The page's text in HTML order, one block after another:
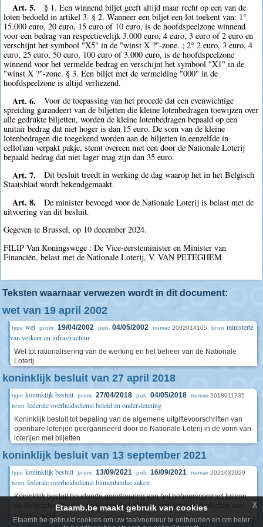
Art. 5.
§ 1. Een winnend biljet geeft altijd maar recht op een van de
loten bedoeld in artikel 3. § 2. Wanneer een biljet een lot toekent van: 1°
15.000 euro, 20 euro, 15 euro of 10 euro, is de hoofdspeelzone winnend
voor een bedrag van respectievelijk 3.000 euro, 4 euro, 3 euro of 2 euro en
verschijnt het symbool "X5" in de "winst X ?"-zone. ; 2° 2 euro, 3 euro, 4
euro, 25 euro, 50 euro, 100 euro of 3.000 euro, is de hoofdspeelzone
winnend voor het vermelde bedrag en verschijnt het symbool "X1" in de
"winst X ?"-zone. § 3. Een biljet met de vermelding "000" in de
hoofdspeelzone is altijd verliezend.
Art. 6.
Voor de toepassing van het procedé dat een evenwichtige
spreiding garandeert van de biljetten die kleine lotenbedragen toewijzen over
alle gedrukte biljetten, worden de kleine lotenbedragen bepaald op een
unitair bedrag dat niet hoger is dan 15 euro. De som van de kleine
lotenbedragen die toegekend worden aan de biljetten in eenzelfde in
cellofaan verpakt pakje, stemt overeen met een door de Nationale Loterij
bepaald bedrag dat niet lager mag zijn dan 35 euro.
Art. 7.
Dit besluit treedt in werking de dag waarop het in het Belgisch
Staatsblad wordt bekendgemaakt.
Art. 8.
De minister bevoegd voor de Nationale Loterij is belast met de
uitvoering van dit besluit.
Gegeven te Brussel, op 10 december 2024.
FILIP Van Koningswege : De Vice-eersteminister en Minister van
Financiën, belast met de Nationale Loterij, V. VAN PETEGHEM
Teksten waarnaar verwezen wordt in dit document:
wet van 19 april 2002
type wet prom. 19/04/2002 pub. 04/05/2002 numac 2002014105 bron ministerie
van verkeer en infrastructuur
Wet tot rationalisering van de werking en het beheer van de Nationale
Loterij
koninklijk besluit van 27 april 2018
type koninklijk besluit prom. 27/04/2018 pub. 04/05/2018 numac 2018011735
bron federale overheidsdienst beleid en ondersteuning
Koninklijk besluit tot bepaling van de algemene uitgiftevoorschriften van
openbare loterijen georganiseerd door de Nationale Loterij in de vorm van
loterijen met biljetten
koninklijk besluit van 13 september 2021
type koninklijk besluit prom. 13/09/2021 pub. 16/09/2021 numac 2021032029
bron federale overheidsdienst binnenlandse zaken
Koninklijk besluit houdende goedkeuring van het beheerscontract tussen
de Belgische Staat en de Nationale Loterij, naamloze vennootschap van
publiek recht
Etaamb.be maakt gebruik van cookies
Etaamb.be gebruikt cookies om uw taalvoorkeur te onthouden en om beter
x